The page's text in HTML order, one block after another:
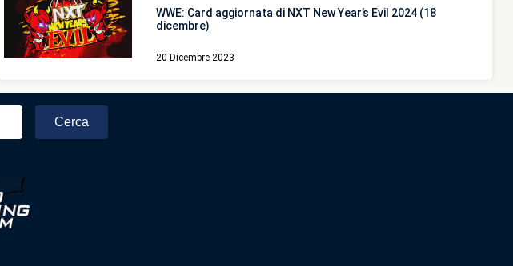
WWE: Card aggiornata di NXT New Year’s Evil 2024 (18
dicembre)
20 Dicembre 2023